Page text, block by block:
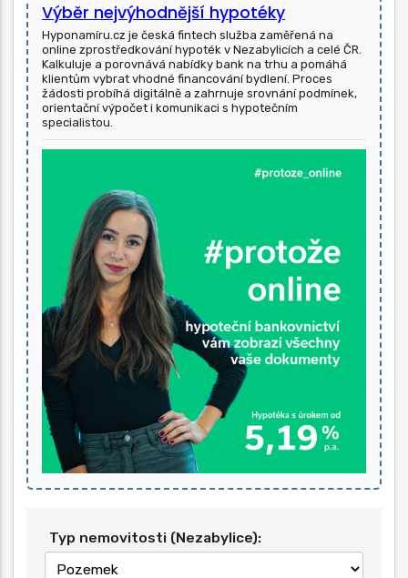
Výběr nejvýhodnější hypotéky
Hyponamíru.cz je česká fintech služba zaměřená na
online zprostředkování hypoték v Nezabylicích a celé ČR.
Kalkuluje a porovnává nabídky bank na trhu a pomáhá
klientům vybrat vhodné financování bydlení. Proces
žádosti probíhá digitálně a zahrnuje srovnání podmínek,
orientační výpočet i komunikaci s hypotečním
specialistou.
Typ nemovitosti (Nezabylice):